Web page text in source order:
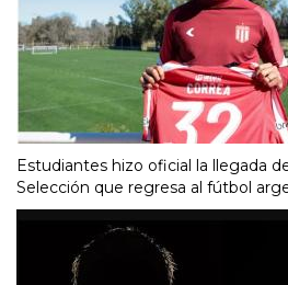
Estudiantes hizo oficial la llegada
Selección que regresa al fútbol